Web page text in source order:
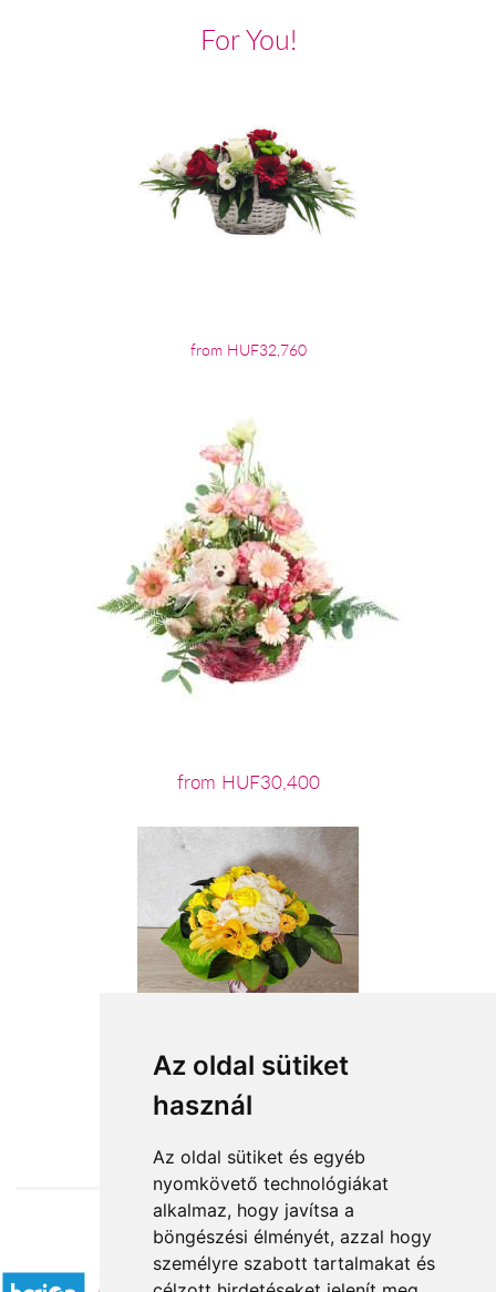
Az oldal sütiket
használ
Az oldal sütiket és egyéb
nyomkövető technológiákat
alkalmaz, hogy javítsa a
böngészési élményét, azzal hogy
személyre szabott tartalmakat és
For You!
from HUF32,760
from HUF30,400
from HUF11,520
Accepted payment methods